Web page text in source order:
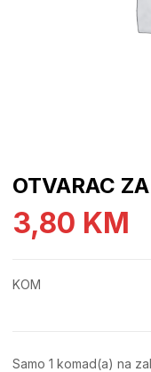
OTVARAC
3,80 KM
KOM
Samo 1 komad(a) na